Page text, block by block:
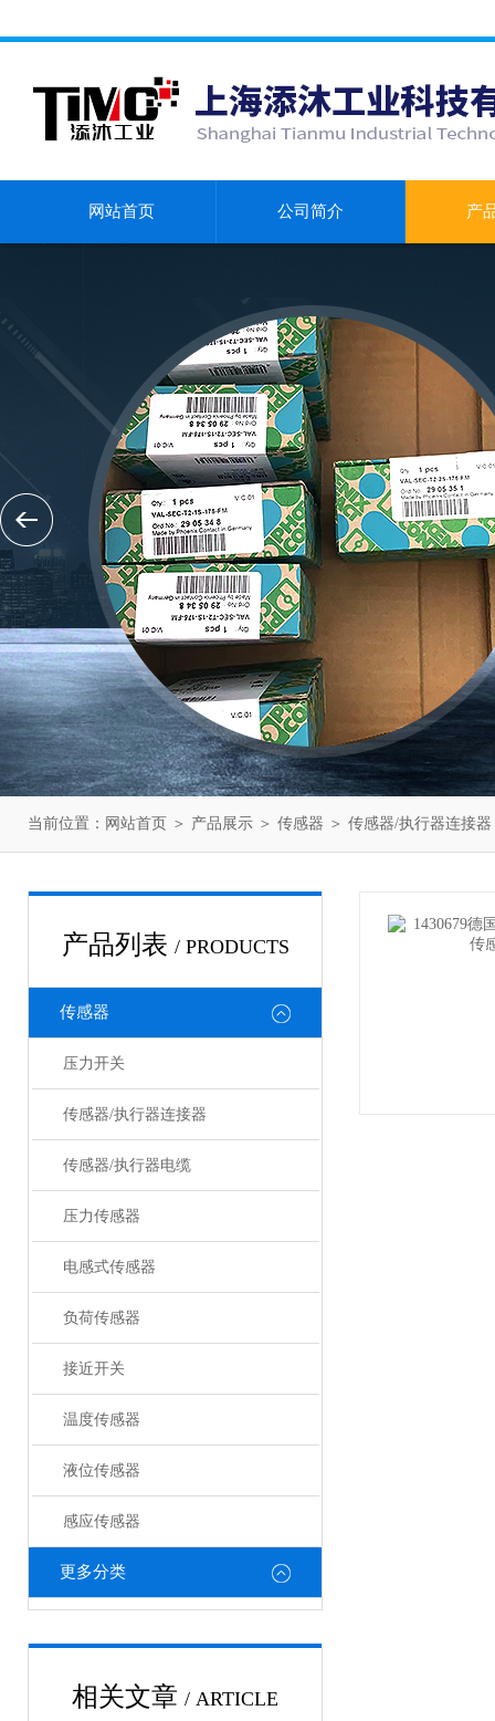
网站首页 公司简介 产
当前位置： 网站首页 ＞ 产品展示 ＞ 传感器 ＞ 传感器/执行器连接器
产品列表 / PRODUCTS
传感器
压力开关
传感器/执行器连接器
传感器/执行器电缆
压力传感器
电感式传感器
负荷传感器
接近开关
温度传感器
液位传感器
感应传感器
更多分类
相关文章 / ARTICLE